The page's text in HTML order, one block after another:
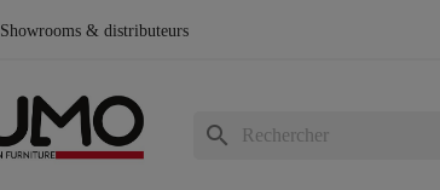
Showrooms & distributeurs
search